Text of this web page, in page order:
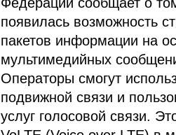
появилась возможность
пакетов информации на
мультимедийных
Операторы смогут
подвижной связи и
услуг голосовой связи.